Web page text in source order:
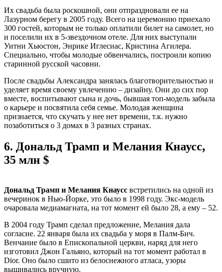
Их свадьба была роскошной, они отпраздновали ее на
Лазурном берегу в 2005 году. Всего на церемонию приехало
300 гостей, которым не только оплатили билет на самолет, но
и поселили их в 5-звездочном отеле. Для них выступали
Уитни Хьюстон, Энрике Иглесиас, Кристина Агилера.
Специально, чтобы молодые обвенчались, построили копию
старинной русской часовни.
После свадьбы Александра занялась благотворительностью и
уделяет время своему увлечению – дизайну. Они до сих пор
вместе, воспитывают сына и дочь, бывшая топ-модель забыла
о карьере и посвятила себя семье. Молодая женщина
признается, что скучать у нее нет времени, т.к. нужно
позаботиться о 3 домах в 3 разных странах.
6. Дональд Трамп и Мелания Кнаусс,
35 млн $
Дональд Трамп и Мелания Кнаусс встретились на одной из
вечеринок в Нью-Йорке, это было в 1998 году. Экс-модель
очаровала медиамагната, на тот момент ей было 28, а ему – 52.
В 2004 году Трамп сделал предложение, Мелания дала
согласие. 22 января была их свадьба у моря в Палм-Бич.
Венчание было в Епископальной церкви, наряд для него
изготовил Джон Гальяно, который на тот момент работал в
Dior. Оно было сшито из белоснежного атласа, узоры
вышивались вручную.